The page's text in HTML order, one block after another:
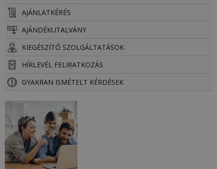
AJÁNLATKÉRÉS
AJÁNDÉKUTALVÁNY
KIEGÉSZÍTŐ SZOLGÁLTATÁSOK
HÍRLEVÉL FELIRATKOZÁS
GYAKRAN ISMÉTELT KÉRDÉSEK